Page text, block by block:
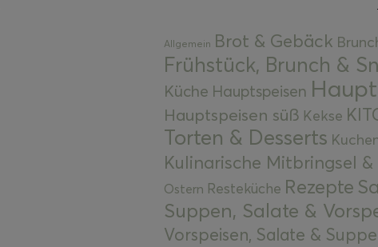
Allgemein Brot & Gebäck
Frühstück, Brunch &
Küche Hauptspeisen
Hauptspeisen süß Kekse
Torten & Desserts
Kulinarische Mitbringsel
Ostern Resteküche Rezepte
Suppen, Salate &
Vorspeisen, Salate &